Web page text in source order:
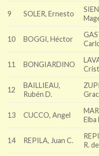
9 SOLER, Ernesto
10 BOGGI, Héctor
11 BONGIARDINO
12
BAILLIEAU,
Rubén D.
13 CUCCO, Angel
Elba
14 REPILA, Juan C.
R. de